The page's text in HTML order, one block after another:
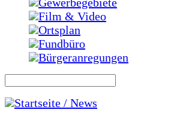
Film & Video
Ortsplan
Fundbüro
Bürgeranregungen
Startseite / News